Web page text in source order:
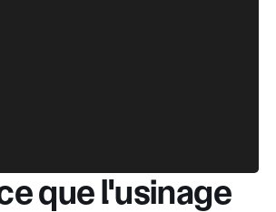
que l'usinage